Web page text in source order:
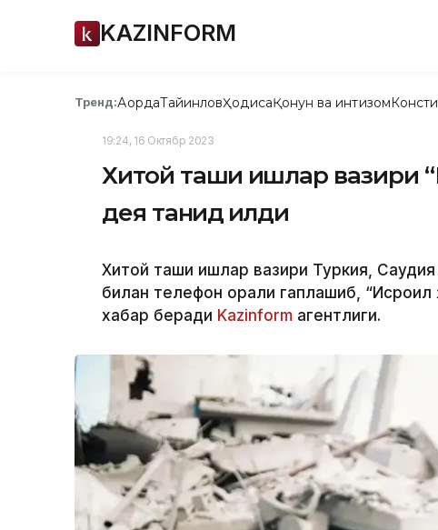
KAZINFORM
Тренд:АқордаТайинловҲодисаҚонун ва интизом
19:24, 16 Октябр 2023
Хитой ташқи ишлар вазири
дея танқид қилди
Хитой ташқи ишлар вазири Туркия,
билан телефон орқали гаплашиб,
хабар беради Kazinform агентлиги.